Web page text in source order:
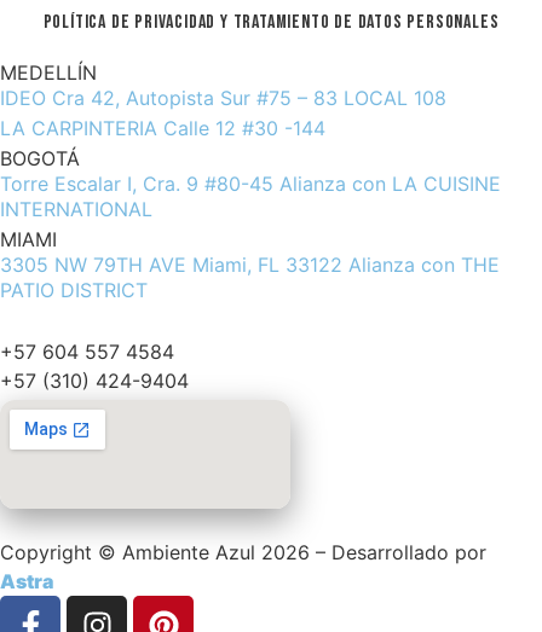
Política De Privacidad y Tratamiento De Datos Personales
MEDELLÍN
IDEO Cra 42, Autopista Sur #75 – 83 LOCAL 108
LA CARPINTERIA Calle 12 #30 -144
BOGOTÁ
Torre Escalar I, Cra. 9 #80-45 Alianza con LA CUISINE
INTERNATIONAL
MIAMI
3305 NW 79TH AVE Miami, FL 33122 Alianza con THE
PATIO DISTRICT
+57 604 557 4584
+57 (310) 424-9404
Copyright © Ambiente Azul 2026 – Desarrollado por
Astra